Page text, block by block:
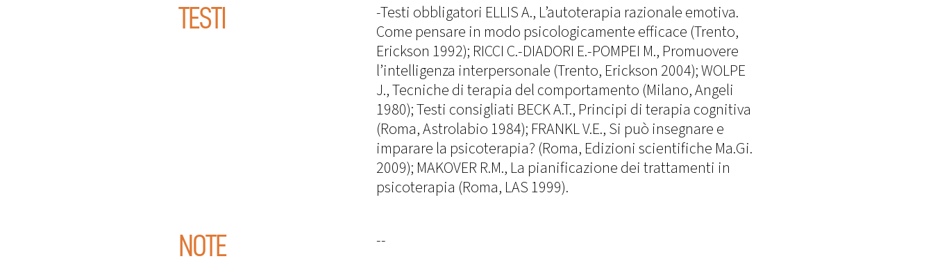
TESTI
-Testi obbligatori ELLIS A., L’autoterapia razionale emotiva.
Come pensare in modo psicologicamente efficace (Trento,
Erickson 1992); RICCI C.-DIADORI E.-POMPEI M., Promuovere
l’intelligenza interpersonale (Trento, Erickson 2004); WOLPE
J., Tecniche di terapia del comportamento (Milano, Angeli
1980); Testi consigliati BECK A.T., Principi di terapia cognitiva
(Roma, Astrolabio 1984); FRANKL V.E., Si può insegnare e
imparare la psicoterapia? (Roma, Edizioni scientifiche Ma.Gi.
2009); MAKOVER R.M., La pianificazione dei trattamenti in
psicoterapia (Roma, LAS 1999).
NOTE --